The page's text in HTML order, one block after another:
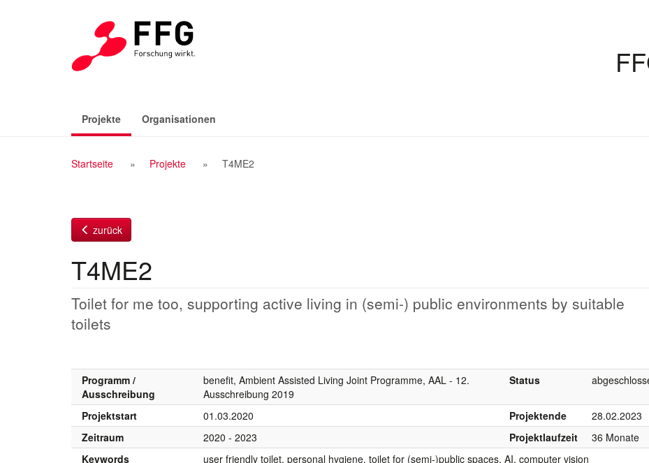
Projekte(aktiv)Organisationen
Breadcrumb
Startseite Projekte T4ME2
zurück
T4ME2
Toilet for me too, supporting active living in (semi-) public environments by suitable
toilets
Programm /
Ausschreibung
benefit, Ambient Assisted Living Joint Programme, AAL - 12.
Ausschreibung 2019
Status
Projektstart 01.03.2020 Projektende
28.02.2023
Zeitraum
2020 - 2023 Projektlaufzeit
36 Monate
Keywords
user friendly toilet, personal hygiene, toilet for (semi-)public spaces, AI, computer vision